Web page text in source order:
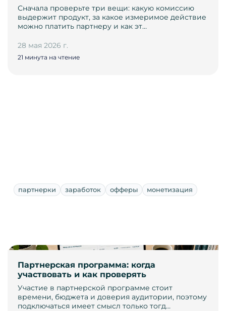
Сначала проверьте три вещи: какую комиссию
выдержит продукт, за какое измеримое действие
можно платить партнеру и как эт…
28 мая 2026 г.
21 минута на чтение
партнерки заработок офферы монетизация
Партнерская программа: когда
участвовать и как проверять
Участие в партнерской программе стоит
времени, бюджета и доверия аудитории, поэтому
подключаться имеет смысл только тогд…